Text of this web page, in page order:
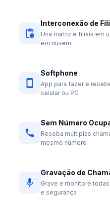
Interconexão de
Una matriz e filiais em
em nuvem
Softphone
App para fazer e
celular ou PC
Sem Número
Receba múltiplas
mesmo número
Gravação de
Grave e monitore
e segurança